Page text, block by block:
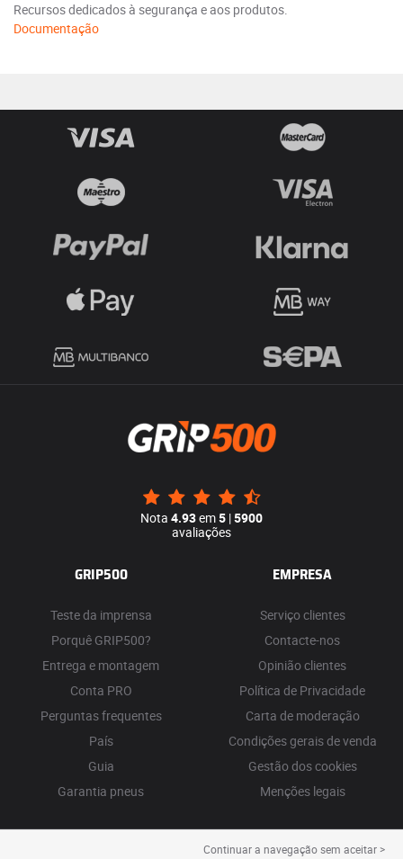
Recursos dedicados à segurança e aos produtos.
Documentação
Nota 4.93em5 |5900
avaliações
GRIP500
Teste da imprensa
Porquê GRIP500?
Entrega e montagem
Conta PRO
Perguntas frequentes
País
Guia
Garantia pneus
EMPRESA
Serviço clientes
Contacte-nos
Opinião clientes
Política de Privacidade
Carta de moderação
Condições gerais de venda
Gestão dos cookies
Menções legais
Continuar a navegação sem aceitar >